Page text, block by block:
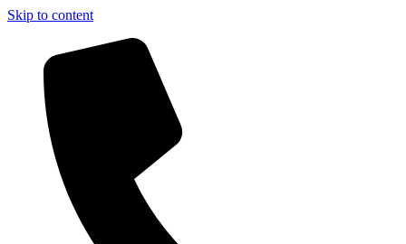
Skip to content